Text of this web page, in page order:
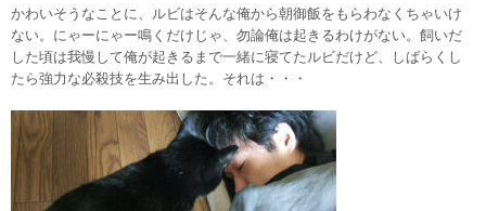
かわいそうなことに、ルビはそんな俺から朝御飯をもらわなくちゃいけ
ない。にゃーにゃー鳴くだけじゃ、勿論俺は起きるわけがない。飼いだ
した頃は我慢して俺が起きるまで一緒に寝てたルビだけど、しばらくし
たら強力な必殺技を生み出した。それは・・・